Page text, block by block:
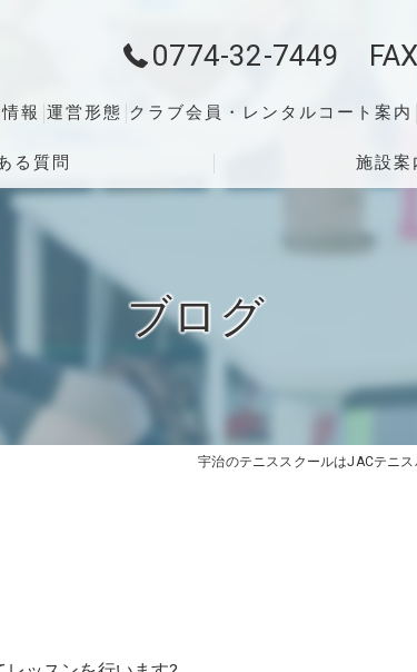
0774-32-7449
報 運営形態 クラブ会員・レンタルコート案内
る質問 施設案
ブログ
宇治のテニススクールはJACテニス